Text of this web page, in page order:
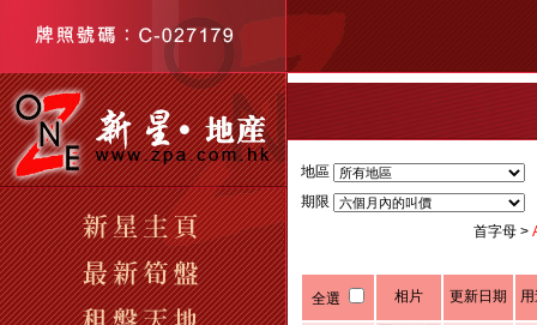
地區
期限
首字母 >
全選 相片 更新日期